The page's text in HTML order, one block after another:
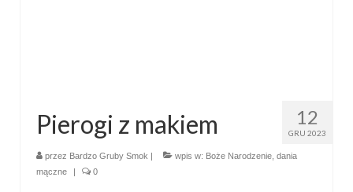
12
GRU 2023
Pierogi z makiem
przez Bardzo Gruby Smok | wpis w: Boże Narodzenie dania
mączne
| 0